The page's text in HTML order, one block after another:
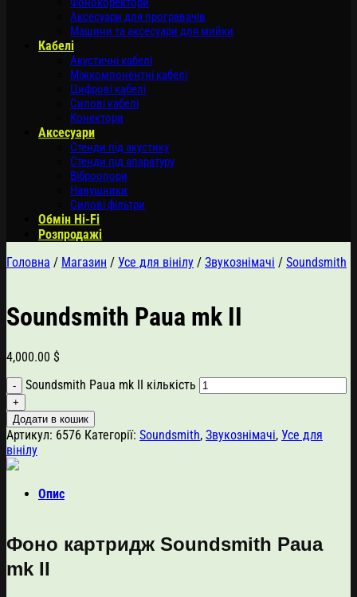
Аксесуари для програвачів
Машини та аксесуари для мийки
Кабелі
Акустичні кабелі
Міжкомпонентні кабелі
Цифрові кабелі
Силові кабелі
Конектори
Аксесуари
Стенди під акустику
Стенди під апаратуру
Віброопори
Навушники
Силові фільтри
Обмін Hi-Fi
Розпродажі
Головна / Магазин / Усе для вінілу / Звукознімачі / Soundsmith
Soundsmith Paua mk II
4,000.00 $
Soundsmith Paua mk II кількість
Додати в кошик
Артикул: 6576 Категорії: Soundsmith, Звукознімачі, Усе для
вінілу
Опис
Фоно картридж Soundsmith Paua
mk II